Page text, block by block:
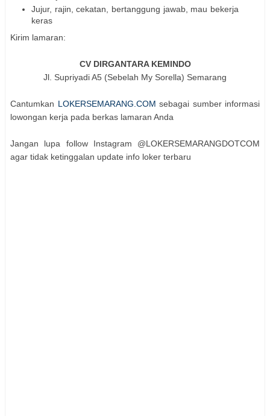
Jujur, rajin, cekatan, bertanggung jawab, mau bekerja
keras
Kirim lamaran:
CV DIRGANTARA KEMINDO
Jl. Supriyadi A5 (Sebelah My Sorella) Semarang
Cantumkan LOKERSEMARANG.COM sebagai sumber informasi
lowongan kerja pada berkas lamaran Anda
Jangan lupa follow Instagram @LOKERSEMARANGDOTCOM
agar tidak ketinggalan update info loker terbaru